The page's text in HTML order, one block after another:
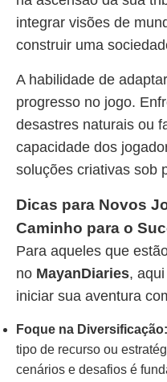
integrar visões de
construir uma
A habilidade de
progresso no jogo.
desastres naturais ou
capacidade dos
soluções criativas sob
Dicas para Novos
Caminho para o
Para aqueles que
no MayanDiaries,
iniciar sua aventura
Foque na Diversificação:
tipo de recurso ou
cenários e desafios é